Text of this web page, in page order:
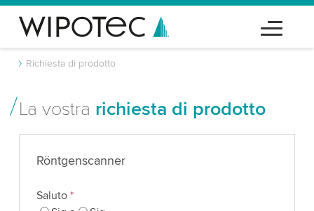
Richiesta di prodotto
La vostra richiesta di prodotto
Röntgenscanner
Saluto *